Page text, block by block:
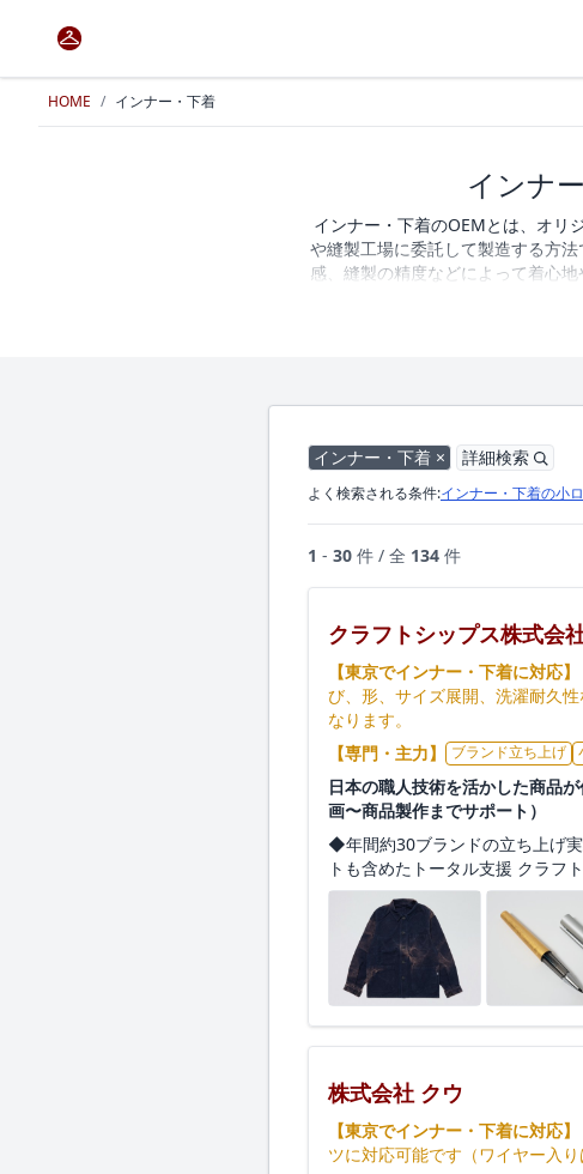
HOME / インナー・下着
インナ
インナー・下着のOEMとは、オリ
や縫製工場に委託して製造する方
感、縫製の精度などによって着心
な要素となります。オリジナルの
縫製技術などを確認しながら
インナー・下着 × 詳細検索
よく検索される条件:インナー・下着の小
1 - 30 件 / 全 134 件
クラフトシップス株式会
【東京でインナー・下着に対応】
び、形、サイズ展開、洗濯耐久
なります。
【専門・主力】
ブランド立ち上げ
日本の職人技術を活かした商品
画〜商品製作までサポート）
◆年間約30ブランドの立ち上げ
トも含めたトータル支援 クラフ
株式会社 クウ
【東京でインナー・下着に対応】
ツに対応可能です（ワイヤー入り